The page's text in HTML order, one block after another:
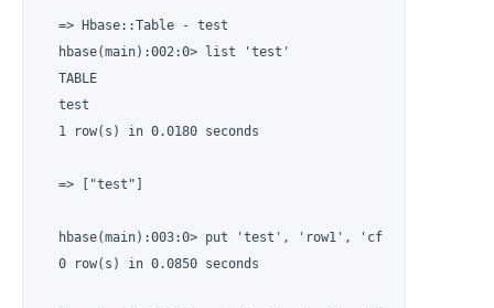
  => Hbase::Table - test
  hbase(main):002:0> list 'test'
  TABLE
  test
  1 row(s) in 0.0180 seconds
  => ["test"]
  hbase(main):003:0> put 'test', 'row1', 'cf:a', 'value1'
  0 row(s) in 0.0850 seconds